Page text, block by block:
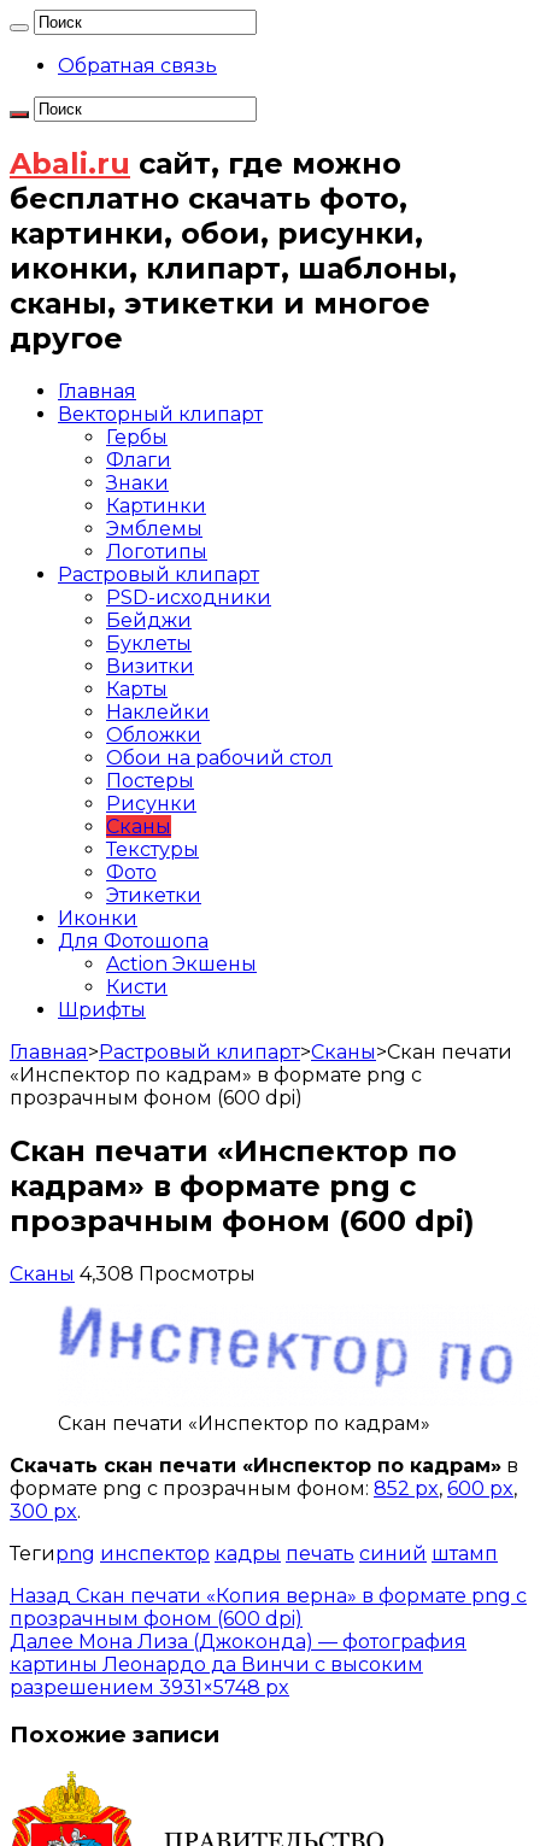
Обратная связь
Abali.ru сайт, где можно
бесплатно скачать фото,
картинки, обои, рисунки,
иконки, клипарт, шаблоны,
сканы, этикетки и многое
другое
Главная
Векторный клипарт
Гербы
Флаги
Знаки
Картинки
Эмблемы
Логотипы
Растровый клипарт
PSD-исходники
Бейджи
Буклеты
Визитки
Карты
Наклейки
Обложки
Обои на рабочий стол
Постеры
Рисунки
Сканы
Текстуры
Фото
Этикетки
Иконки
Для Фотошопа
Action Экшены
Кисти
Шрифты
Главная>Растровый клипарт>Сканы>Скан печати
«Инспектор по кадрам» в формате png с
прозрачным фоном (600 dpi)
Скан печати «Инспектор по
кадрам» в формате png с
прозрачным фоном (600 dpi)
Сканы 4,308 Просмотры
Скан печати «Инспектор по кадрам»
Скачать скан печати «Инспектор по кадрам» в
формате png с прозрачным фоном: 852 px, 600 px,
300 px.
Тегиpng инспектор кадры печать синий штамп
Назад Скан печати «Копия верна» в формате png с
прозрачным фоном (600 dpi)
Далее Мона Лиза (Джоконда) — фотография
картины Леонардо да Винчи с высоким
разрешением 3931×5748 px
Похожие записи